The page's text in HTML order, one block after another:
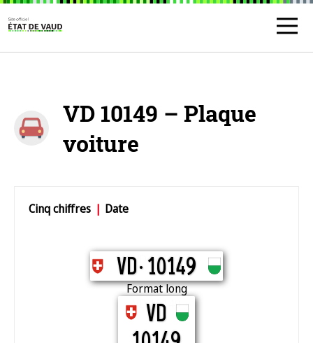
VD 10149 – Plaque
voiture
Cinq chiffres | Date
VD. 10149
VD 10149
Format long
VD
VD 10149